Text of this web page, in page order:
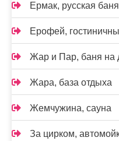
Ермак, русская баня
Ерофей,
Жар и Пар, баня на
Жара, база отдыха
Жемчужина, сауна
За цирком,